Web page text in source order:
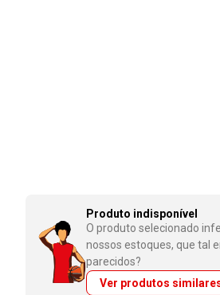
Produto indisponível
O produto selecionado
nossos estoques, que tal
parecidos?
Ver produtos